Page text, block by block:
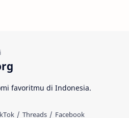
favoritmu di Indonesia.